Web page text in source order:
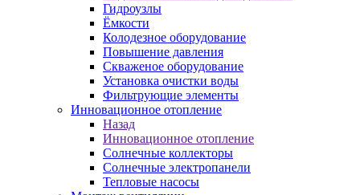
Гидроузлы
Ёмкости
Колодезное оборудование
Повышение давления
Скваженое оборудование
Установка очистки воды
Фильтрующие элементы
Инновационное отопление
Назад
Инновационное отопление
Солнечные коллекторы
Солнечные электропанели
Тепловые насосы